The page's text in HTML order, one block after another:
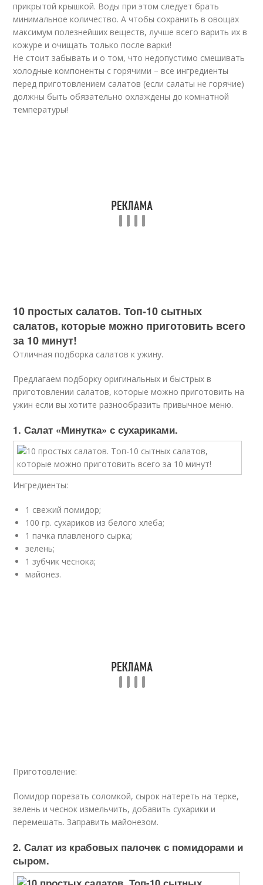
прикрытой крышкой. Воды при этом следует брать
минимальное количество. А чтобы сохранить в овощах
максимум полезнейших веществ, лучше всего варить их в
кожуре и очищать только после варки!
Не стоит забывать и о том, что недопустимо смешивать
холодные компоненты с горячими – все ингредиенты
перед приготовлением салатов (если салаты не горячие)
должны быть обязательно охлаждены до комнатной
температуры!
10 простых салатов. Топ-10 сытных
салатов, которые можно приготовить всего
за 10 минут!
Отличная подборка салатов к ужину.
Предлагаем подборку оригинальных и быстрых в
приготовлении салатов, которые можно приготовить на
ужин если вы хотите разнообразить привычное меню.
1. Салат «Минутка» с сухариками.
Ингредиенты:
1 свежий помидор;
100 гр. сухариков из белого хлеба;
1 пачка плавленого сырка;
зелень;
1 зубчик чеснока;
майонез.
Приготовление:
Помидор порезать соломкой, сырок натереть на терке,
зелень и чеснок измельчить, добавить сухарики и
перемешать. Заправить майонезом.
2. Салат из крабовых палочек с помидорами и
сыром.